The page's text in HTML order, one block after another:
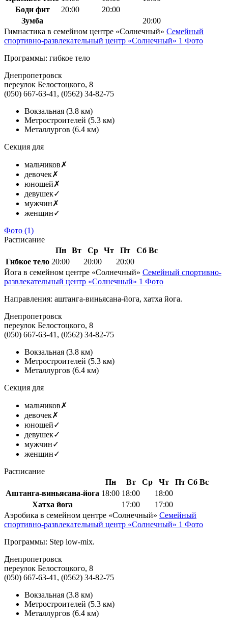
Боди фит
20:00
20:00
Зумба
20:00
Гимнастика в семейном центре «Солнечный» Семейный
спортивно-развлекательный центр «Солнечный» 1 Фото
Программы: гибкое тело
Днепропетровск
переулок Белостоцкого, 8
(050) 667-63-41, (0562) 34-82-75
Вокзальная (3.8 км)
Метростроителей (5.3 км)
Металлургов (6.4 км)
Секция для
мальчиков✗
девочек✗
юношей✗
девушек✓
мужчин✗
женщин✓
Фото (1)
Расписание
Пн
Вт Ср Чт Пт Сб Вс
Гибкое тело 20:00 20:00
20:00
Йога в семейном центре «Солнечный» Семейный спортивно-
развлекательный центр «Солнечный» 1 Фото
Направления: аштанга-виньясана-йога, хатха йога.
Днепропетровск
переулок Белостоцкого, 8
(050) 667-63-41, (0562) 34-82-75
Вокзальная (3.8 км)
Метростроителей (5.3 км)
Металлургов (6.4 км)
Секция для
мальчиков✗
девочек✗
юношей✓
девушек✓
мужчин✓
женщин✓
Расписание
Пн
Вт Ср Чт Пт Сб Вс
Аштанга-виньясана-йога 18:00 18:00
18:00
Хатха йога
17:00
17:00
Аэробика в семейном центре «Солнечный» Семейный
спортивно-развлекательный центр «Солнечный» 1 Фото
Программы: Step low-miх.
Днепропетровск
переулок Белостоцкого, 8
(050) 667-63-41, (0562) 34-82-75
Вокзальная (3.8 км)
Метростроителей (5.3 км)
Металлургов (6.4 км)